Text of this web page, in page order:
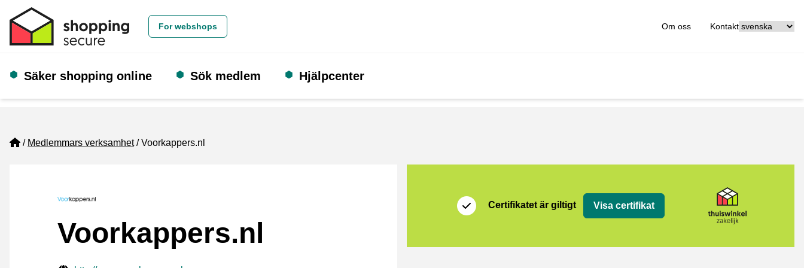
For webshops Om oss Kontakt
Säker shopping online Sök medlem Hjälpcenter
Home
Medlemmars verksamhet Voorkappers.nl
Voorkappers.nl
Certifikatet är giltigt Visa certifikat